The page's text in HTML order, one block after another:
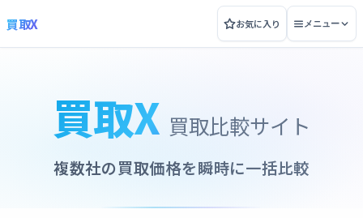
買取X お気に入り メニュー
買取X 買取比較サイト
複数社の買取価格を瞬時に一括比較